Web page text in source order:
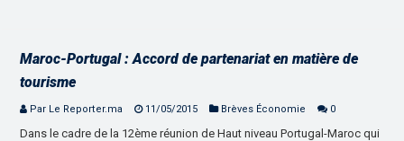
Maroc-Portugal : Accord de partenariat en matière de
tourisme
Par Le Reporter.ma 11/05/2015 Brèves Économie 0
Dans le cadre de la 12ème réunion de Haut niveau Portugal-Maroc qui